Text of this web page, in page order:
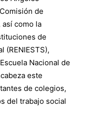
de
así como la
de
(RENIESTS),
Nacional de
este
de colegios,
del trabajo social